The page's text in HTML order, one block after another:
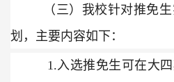
（三）我校针对推免
划，主要内容如下：
1.入选推免生可在大